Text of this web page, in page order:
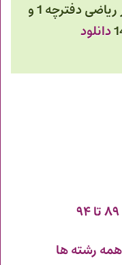
سوالات و پاسخنامه کنکور ریاضی دفترچه 1 و
دانلود